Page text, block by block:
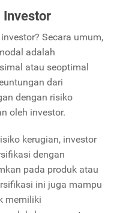
Investor
Secara umum,
adalah
atau seoptimal
dari
dengan risiko
oleh investor.
kerugian, investor
dengan
pada produk atau
ini juga mampu
memiliki